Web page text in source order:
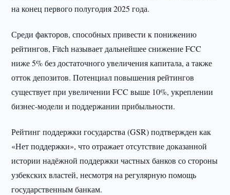
на конец первого полугодия 2025 года.
Среди факторов, способных привести к понижению
рейтингов, Fitch называет дальнейшее снижение FCC
ниже 5% без достаточного увеличения капитала, а также
отток депозитов. Потенциал повышения рейтингов
существует при увеличении FCC выше 10%, укреплении
бизнес-модели и поддержании прибыльности.
Рейтинг поддержки государства (GSR) подтвержден как
«Нет поддержки», что отражает отсутствие доказанной
истории надёжной поддержки частных банков со стороны
узбекских властей, несмотря на регулярную помощь
государственным банкам.